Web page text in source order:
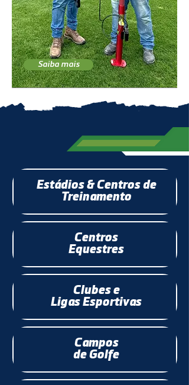
Saiba mais
Estádios & Centros de
Treinamento
Centros
Equestres
Clubes e
Ligas Esportivas
Campos
de Golfe